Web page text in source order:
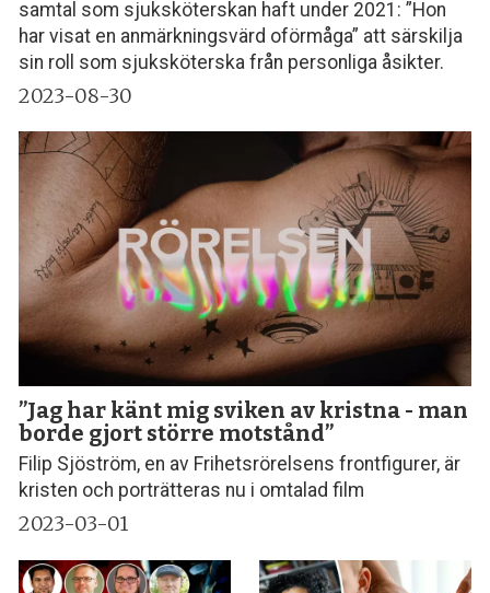
samtal som sjuksköterskan haft under 2021: ”Hon
har visat en anmärkningsvärd oförmåga” att särskilja
sin roll som sjuksköterska från personliga åsikter.
2023-08-30
”Jag har känt mig sviken av kristna - man
borde gjort större motstånd”
Filip Sjöström, en av Frihetsrörelsens frontfigurer, är
kristen och porträtteras nu i omtalad film
2023-03-01